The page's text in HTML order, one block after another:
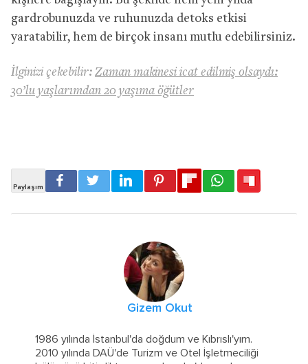
gardrobunuzda ve ruhunuzda detoks etkisi
yaratabilir, hem de birçok insanı mutlu edebilirsiniz.
İlginizi çekebilir: Zaman makinesi icat edilmiş olsaydı:
30’lu yaşlarımdan 20 yaşıma öğütler
Gizem Okut
1986 yılında İstanbul'da doğdum ve Kıbrıslı'yım.
2010 yılında DAÜ'de Turizm ve Otel İşletmeciliği